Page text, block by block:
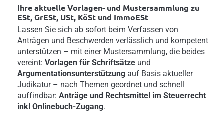
Ihre aktuelle Vorlagen- und Mustersammlung zu
ESt, GrESt, USt, KöSt und ImmoESt
Lassen Sie sich ab sofort beim Verfassen von
Anträgen und Beschwerden verlässlich und kompetent
unterstützen – mit einer Mustersammlung, die beides
vereint: Vorlagen für Schriftsätze und
Argumentationsunterstützung auf Basis aktueller
Judikatur – nach Themen geordnet und schnell
auffindbar: Anträge und Rechtsmittel im Steuerrecht
inkl Onlinebuch-Zugang.